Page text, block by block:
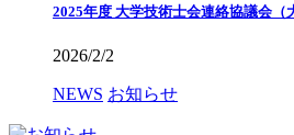
2025年度 大学技術士会連絡協議会（
2026/2/2
NEWS お知らせ